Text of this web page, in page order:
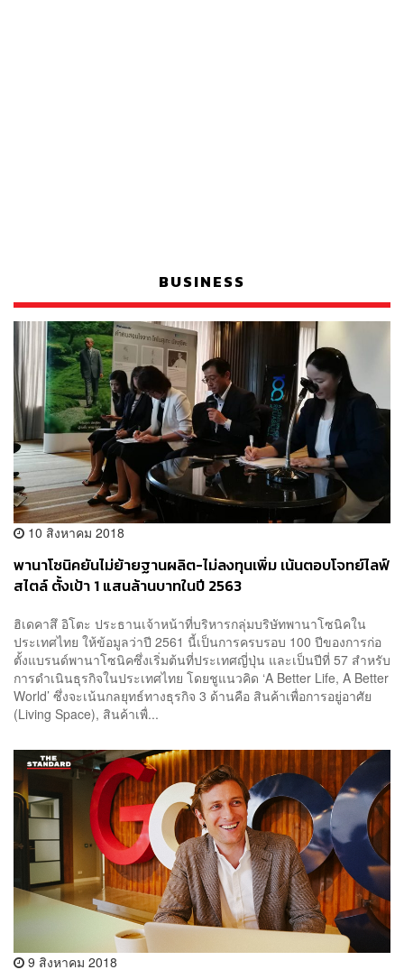
BUSINESS
10 สิงหาคม 2018
พานาโซนิคยันไม่ย้ายฐานผลิต-ไม่ลงทุนเพิ่ม เน้นตอบโจทย์ไลฟ์
สไตล์ ตั้งเป้า 1 แสนล้านบาทในปี 2563
ฮิเดคาสึ อิโตะ ประธานเจ้าหน้าที่บริหารกลุ่มบริษัทพานาโซนิคใน
ประเทศไทย ให้ข้อมูลว่าปี 2561 นี้เป็นการครบรอบ 100 ปีของการก่อ
ตั้งแบรนด์พานาโซนิคซึ่งเริ่มต้นที่ประเทศญี่ปุ่น และเป็นปีที่ 57 สำหรับ
การดำเนินธุรกิจในประเทศไทย โดยชูแนวคิด ‘A Better Life, A Better
World’ ซึ่งจะเน้นกลยุทธ์ทางธุรกิจ 3 ด้านคือ สินค้าเพื่อการอยู่อาศัย
(Living Space), สินค้าเพื่...
9 สิงหาคม 2018